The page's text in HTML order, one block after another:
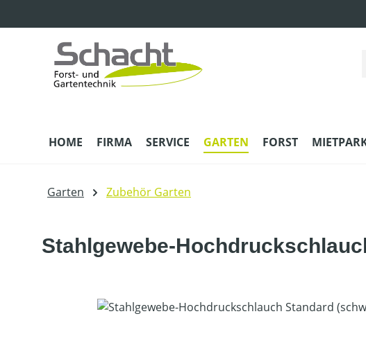
HOME FIRMA SERVICE GARTEN FORST
Garten Zubehör Garten
Stahlgewebe-
Bildergalerie überspringen